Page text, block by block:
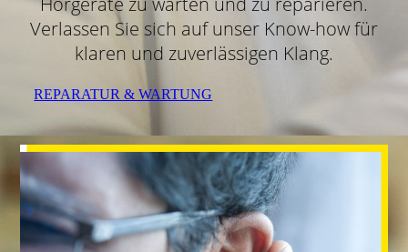
Verlassen Sie sich auf unser Know-how für
klaren und zuverlässigen Klang.
REPARATUR & WARTUNG